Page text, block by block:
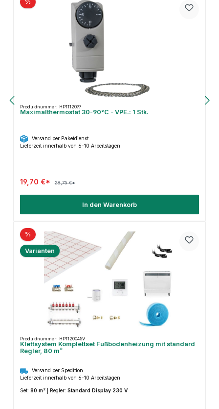
%
Produktnummer: HP1112097
Maximalthermostat 30-90°C - VPE.: 1 Stk.
Versand per Paketdienst
Lieferzeit innerhalb von 6-10 Arbeitstagen
19,70 €* 28,75 €*
In den Warenkorb
%
Varianten
Produktnummer: HP1120045V
Klettsystem Komplettset Fußbodenheizung mit standard
Regler, 80 m²
Versand per Spedition
Lieferzeit innerhalb von 6-10 Arbeitstagen
Set: 80 m² Regler: Standard Display 230 V